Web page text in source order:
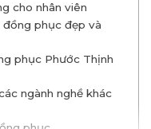
cho nhân viên
phục đẹp và
phục Phước Thịnh
ngành nghề khác